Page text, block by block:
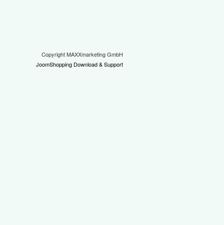
Copyright MAXXmarketing GmbH
JoomShopping Download & Support